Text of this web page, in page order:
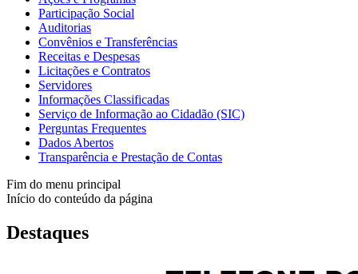
Participação Social
Auditorias
Convênios e Transferências
Receitas e Despesas
Licitações e Contratos
Servidores
Informações Classificadas
Serviço de Informação ao Cidadão (SIC)
Perguntas Frequentes
Dados Abertos
Transparência e Prestação de Contas
Fim do menu principal
Início do conteúdo da página
Destaques